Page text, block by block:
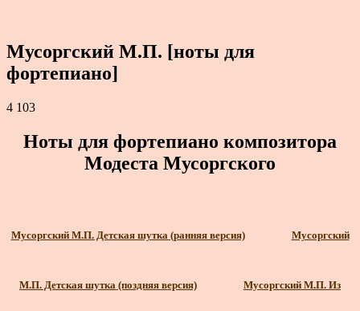
Мусоргский М.П. [ноты для
фортепиано]
4 103
Ноты для фортепиано композитора
Модеста Мусоргского
Мусоргский М.П. Детская шутка (ранняя версия) Мусоргский
М.П. Детская шутка (поздняя версия) Мусоргский М.П. Из